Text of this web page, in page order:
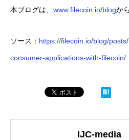
本ブログは、 www.filecoin.io/blogか
ソース： https://filecoin.io/blog/
consumer-applications-with-filecoin/
IJC-media